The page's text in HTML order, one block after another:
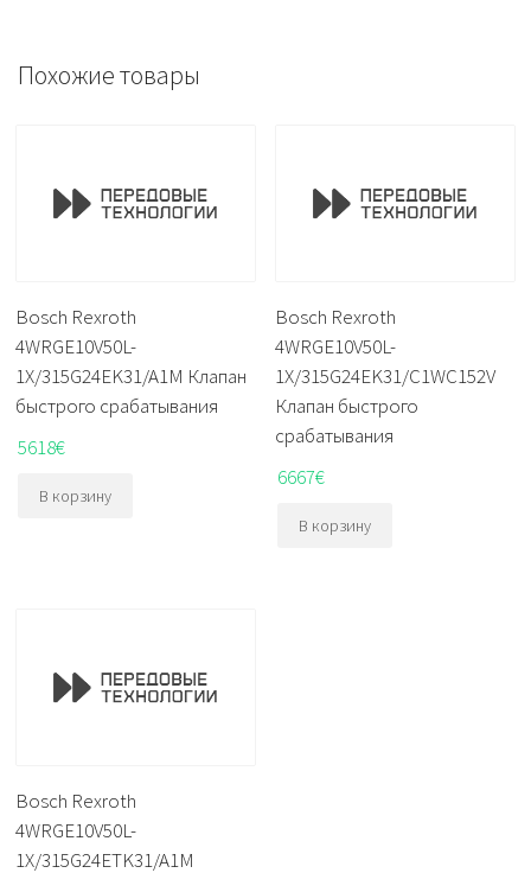
Похожие товары
Bosch Rexroth
4WRGE10V50L-
1X/315G24EK31/A1M Клапан
быстрого срабатывания
5618€
В корзину
Bosch Rexroth
4WRGE10V50L-
1X/315G24EK31/C1WC152V
Клапан быстрого
срабатывания
6667€
В корзину
Bosch Rexroth
4WRGE10V50L-
1X/315G24ETK31/A1M